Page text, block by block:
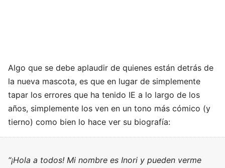
Algo que se debe aplaudir de quienes están detrás de
la nueva mascota, es que en lugar de simplemente
tapar los errores que ha tenido IE a lo largo de los
años, simplemente los ven en un tono más cómico (y
tierno) como bien lo hace ver su biografía:
“¡Hola a todos! Mi nombre es Inori y pueden verme